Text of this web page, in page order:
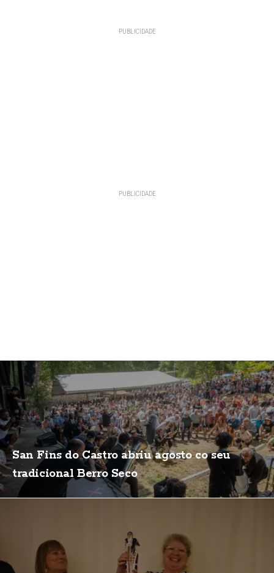
San Fins do Castro abriu agosto co seu
tradicional Berro Seco